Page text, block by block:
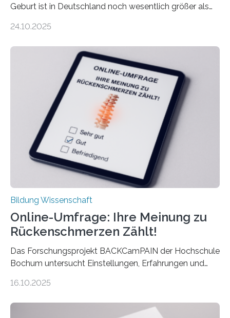
Geburt ist in Deutschland noch wesentlich größer als
nach der Geburt durchschnittlich fast 30.000 Euro
langfristigen Auswirkungen auf Karriere und die spätere
Rente. Bisherige Schätzungen lagen bei rund 20.000
Euro und damit etwa 30 Prozent zu niedrig. Zu diesem
Ergebnis kommt eine neue Studie des ZEW Mannheim
mit der Universität Tilburg. „Werden Frauen unter 30
Jahren erstmals…
24.10.2025
Bildung Wissenschaft
Online-Umfrage: Ihre Meinung zu
Rückenschmerzen Zählt!
Das Forschungsprojekt BACKCamPAIN der Hochschule
Bochum untersucht Einstellungen, Erfahrungen und
gehören zu den häufigsten gesundheitlichen
Rückenschmerzen denken und welche Erfahrungen sie
16.10.2025